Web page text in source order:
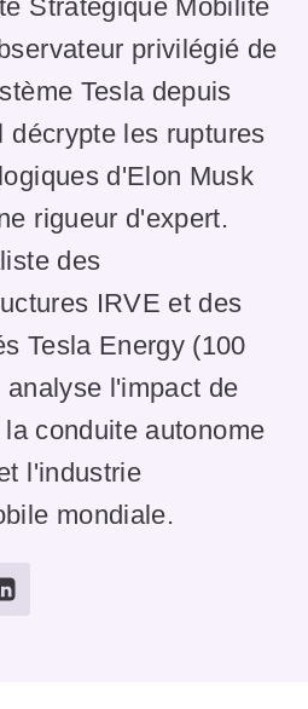
Stratégique Mobilité
privilégié de
Tesla depuis
décrypte les ruptures
d'Elon Musk
rigueur d'expert.
des
IRVE et des
Tesla Energy (100
analyse l'impact de
conduite autonome
l'industrie
mondiale.